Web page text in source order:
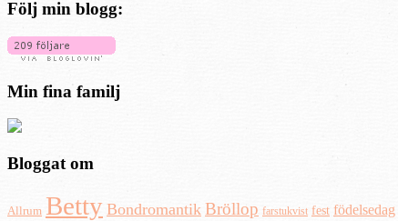
Följ min blogg:
Min fina familj
Bloggat om
Allrum Betty Bondromantik Bröllop farstukvist fest födelsedag